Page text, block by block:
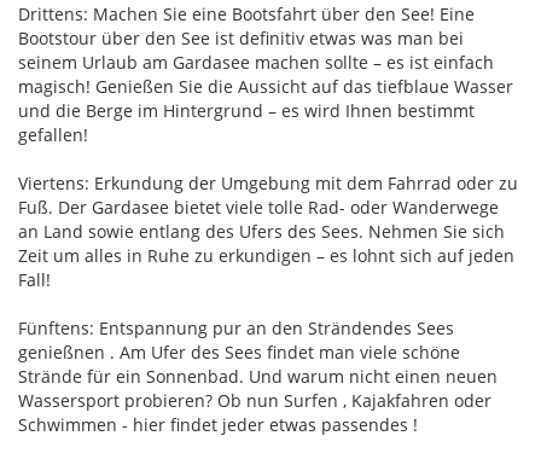
Drittens: Machen Sie eine Bootsfahrt über den See! Eine
Bootstour über den See ist definitiv etwas was man bei
seinem Urlaub am Gardasee machen sollte – es ist einfach
magisch! Genießen Sie die Aussicht auf das tiefblaue Wasser
und die Berge im Hintergrund – es wird Ihnen bestimmt
gefallen!
Viertens: Erkundung der Umgebung mit dem Fahrrad oder zu
Fuß. Der Gardasee bietet viele tolle Rad- oder Wanderwege
an Land sowie entlang des Ufers des Sees. Nehmen Sie sich
Zeit um alles in Ruhe zu erkundigen – es lohnt sich auf jeden
Fall!
Fünftens: Entspannung pur an den Strändendes Sees
genießnen . Am Ufer des Sees findet man viele schöne
Strände für ein Sonnenbad. Und warum nicht einen neuen
Wassersport probieren? Ob nun Surfen , Kajakfahren oder
Schwimmen - hier findet jeder etwas passendes !